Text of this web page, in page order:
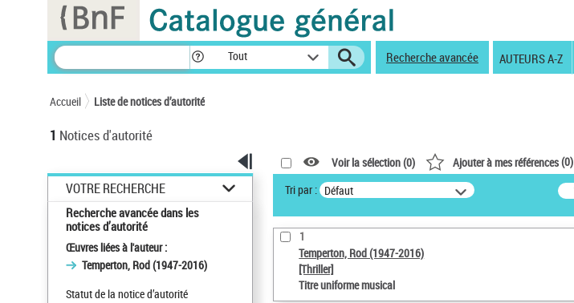
Tout Recherche avancée AUTEURS A-Z
Accueil Liste de notices d’autorité
1 Notices d'autorité
VOTRE RECHERCHE
Recherche avancée dans les
notices d’autorité
Œuvres liées à l'auteur :
Temperton, Rod (1947-2016)
Statut de la notice d’autorité
Voir la sélection (0) Ajouter à mes références(0)
Tri par : Défaut
1
Temperton, Rod (1947-2016)
[Thriller]
Titre uniforme musical
Panneau de gestion des cookies